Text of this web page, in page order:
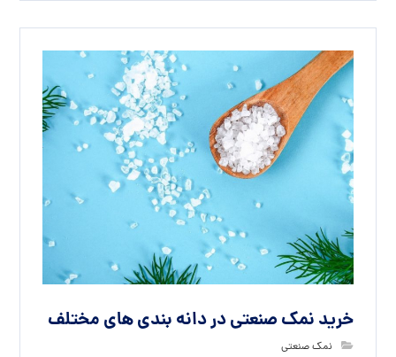
خرید نمک صنعتی در دانه بندی های مختلف
نمک صنعتی